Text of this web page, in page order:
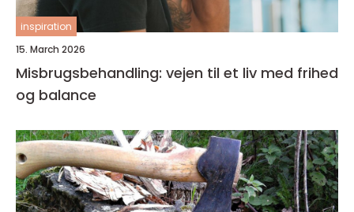
inspiration
15. March 2026
Misbrugsbehandling: vejen til et liv med frihed
og balance